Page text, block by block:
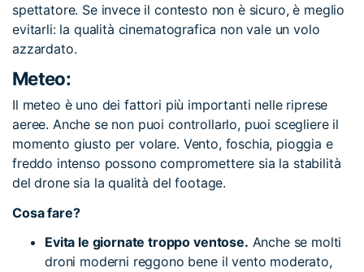
spettatore. Se invece il contesto non è sicuro, è meglio
evitarli: la qualità cinematografica non vale un volo
azzardato.
Meteo:
Il meteo è uno dei fattori più importanti nelle riprese
aeree. Anche se non puoi controllarlo, puoi scegliere il
momento giusto per volare. Vento, foschia, pioggia e
freddo intenso possono compromettere sia la stabilità
del drone sia la qualità del footage.
Cosa fare?
Evita le giornate troppo ventose. Anche se molti
droni moderni reggono bene il vento moderato,